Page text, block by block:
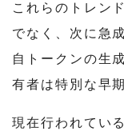
これらのトレン
でなく、次に急
自トークンの生
有者は特別な早
現在行われてい